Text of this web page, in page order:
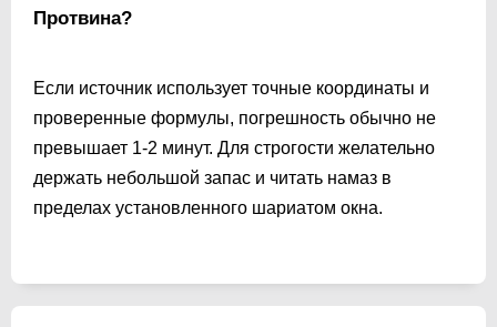
Протвина?
Если источник использует точные координаты и
проверенные формулы, погрешность обычно не
превышает 1-2 минут. Для строгости желательно
держать небольшой запас и читать намаз в
пределах установленного шариатом окна.